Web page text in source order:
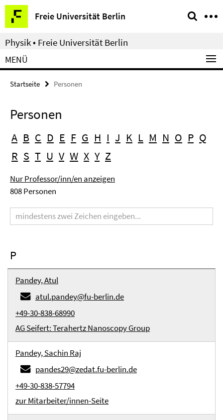
Springe
direkt
zu
Inhalt
Freie Universität Berlin
Service-
Navigation
Physik • Freie Universität Berlin
MENÜ
Startseite Personen
Personen
A B C D E F G H I J K L M N O P Q
R S T U V W X Y Z
Nur Professor/inn/en anzeigen
808 Personen
P
Pandey, Atul
atul.pandey@fu-berlin.de
+49-30-838-68990
AG Seifert: Terahertz Nanoscopy Group
Pandey, Sachin Raj
pandes29@zedat.fu-berlin.de
+49-30-838-57794
zur Mitarbeiter/innen-Seite